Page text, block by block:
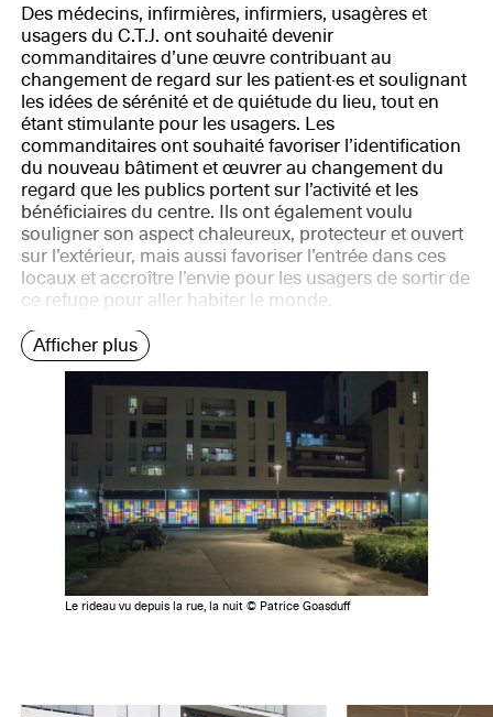
Des médecins, infirmières, infirmiers, usagères et
usagers du C.T.J. ont souhaité devenir
commanditaires d’une œuvre contribuant au
changement de regard sur les patient·es et soulignant
les idées de sérénité et de quiétude du lieu, tout en
étant stimulante pour les usagers. Les
commanditaires ont souhaité favoriser l’identification
du nouveau bâtiment et œuvrer au changement du
regard que les publics portent sur l’activité et les
bénéficiaires du centre. Ils ont également voulu
souligner son aspect chaleureux, protecteur et ouvert
sur l’extérieur, mais aussi favoriser l’entrée dans ces
locaux et accroître l’envie pour les usagers de sortir de
ce refuge pour aller habiter le monde.
Afficher plus
Le rideau vu depuis la rue, la nuit © Patrice Goasduff